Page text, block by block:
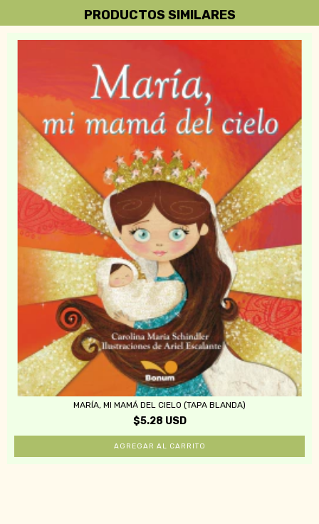
PRODUCTOS SIMILARES
MARÍA, MI MAMÁ DEL CIELO (TAPA BLANDA)
$5.28 USD